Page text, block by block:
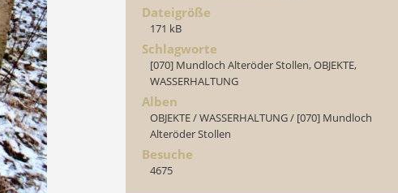
Dateigröße
171 kB
Schlagworte
[070] Mundloch Alteröder Stollen,OBJEKTE,
WASSERHALTUNG
Alben
OBJEKTE/WASSERHALTUNG/ [070] Mundloch
Alteröder Stollen
Besuche
4675